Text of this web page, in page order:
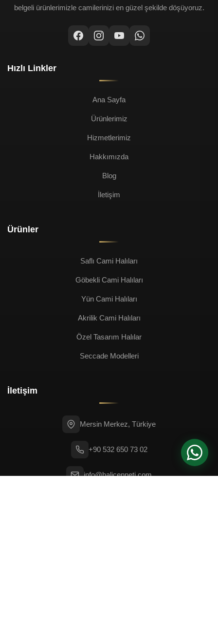
belgeli ürünlerimizle camilerinizi en güzel şekilde döşüyoruz.
Hızlı Linkler
Ana Sayfa
Ürünlerimiz
Hizmetlerimiz
Hakkımızda
Blog
İletişim
Ürünler
Saflı Cami Halıları
Göbekli Cami Halıları
Yün Cami Halıları
Akrilik Cami Halıları
Özel Tasarım Halılar
Seccade Modelleri
İletişim
Mersin Merkez, Türkiye
+90 532 650 73 02
info@halicenneti.com